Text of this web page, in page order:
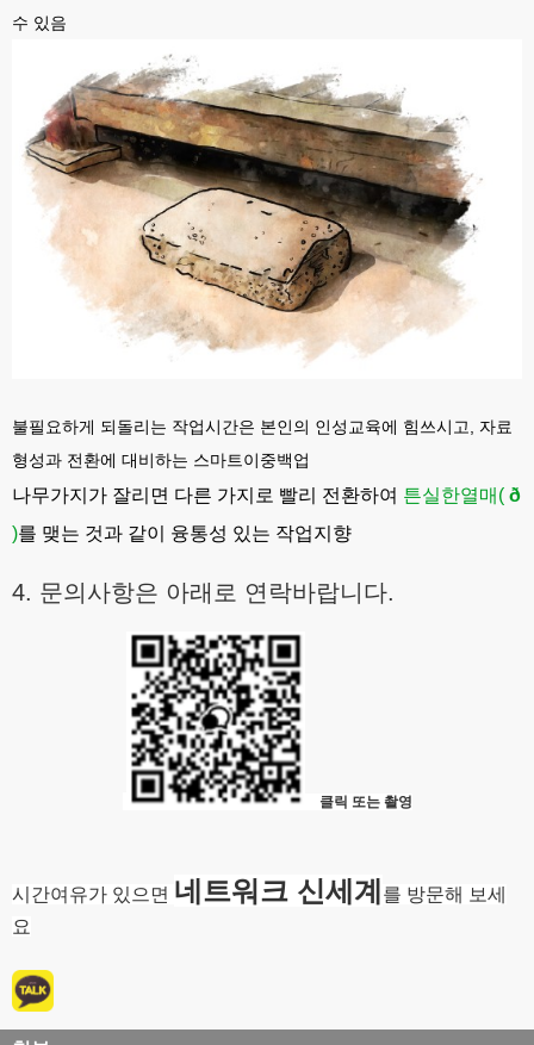
수 있음
불필요하게 되돌리는 작업시간은 본인의 인성교육에 힘쓰시고, 자료
형성과 전환에 대비하는 스마트이중백업
나무가지가 잘리면 다른 가지로 빨리 전환하여 튼실한열매 ( ð
)를 맺는 것과 같이 융통성 있는 작업지향
4. 문의사항은 아래로 연락바랍니다.
클릭 또는 촬영
시간여유가 있으면 네트워크 신세계 를 방문해 보세
요